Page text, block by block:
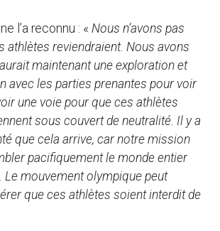
l’a reconnu : « Nous n’avons pas
athlètes reviendraient. Nous avons
maintenant une exploration et
avec les parties prenantes pour voir
une voie pour que ces athlètes
sous couvert de neutralité. Il y a
que cela arrive, car notre mission
pacifiquement le monde entier
Le mouvement olympique peut
que ces athlètes soient interdit de